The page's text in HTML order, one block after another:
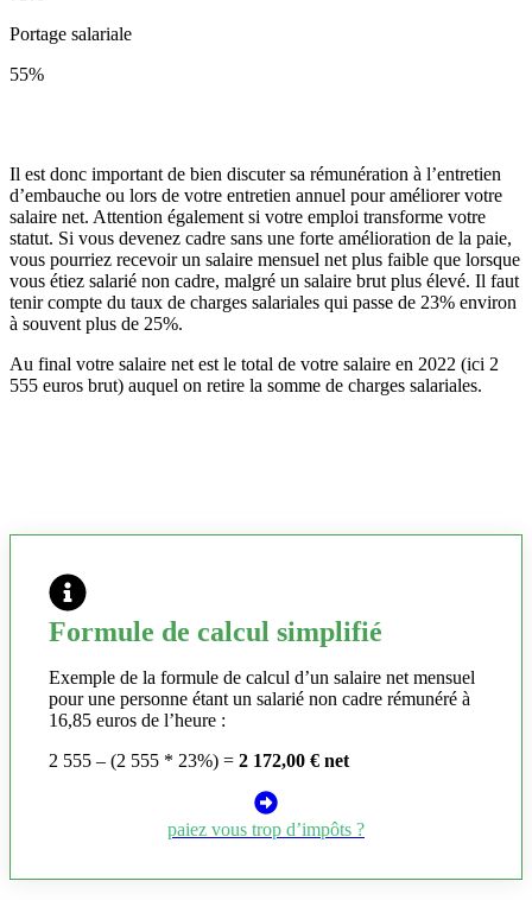
Portage salariale
55%
Il est donc important de bien discuter sa rémunération à l’entretien
d’embauche ou lors de votre entretien annuel pour améliorer votre
salaire net. Attention également si votre emploi transforme votre
statut. Si vous devenez cadre sans une forte amélioration de la paie,
vous pourriez recevoir un salaire mensuel net plus faible que lorsque
vous étiez salarié non cadre, malgré un salaire brut plus élevé. Il faut
tenir compte du taux de charges salariales qui passe de 23% environ
à souvent plus de 25%.
Au final votre salaire net est le total de votre salaire en 2022 (ici 2
555 euros brut) auquel on retire la somme de charges salariales.
Formule de calcul simplifié
Exemple de la formule de calcul d’un salaire net mensuel
pour une personne étant un salarié non cadre rémunéré à
16,85 euros de l’heure :
2 555 – (2 555 * 23%) = 2 172,00 € net
paiez vous trop d’impôts ?